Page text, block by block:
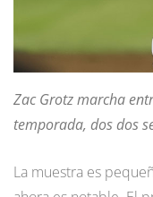
Zac Grotz marcha
temporada, dos dos
La muestra es